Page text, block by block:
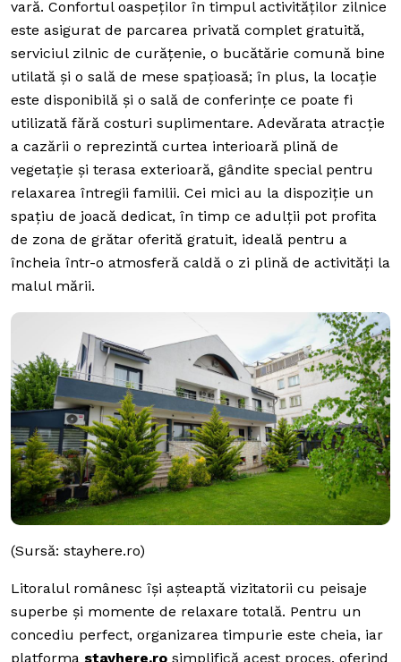
vară. Confortul oaspeților în timpul activităților zilnice
este asigurat de parcarea privată complet gratuită,
serviciul zilnic de curățenie, o bucătărie comună bine
utilată și o sală de mese spațioasă; în plus, la locație
este disponibilă și o sală de conferințe ce poate fi
utilizată fără costuri suplimentare. Adevărata atracție
a cazării o reprezintă curtea interioară plină de
vegetație și terasa exterioară, gândite special pentru
relaxarea întregii familii. Cei mici au la dispoziție un
spațiu de joacă dedicat, în timp ce adulții pot profita
de zona de grătar oferită gratuit, ideală pentru a
încheia într-o atmosferă caldă o zi plină de activități la
malul mării.
(Sursă: stayhere.ro)
Litoralul românesc își așteaptă vizitatorii cu peisaje
superbe și momente de relaxare totală. Pentru un
concediu perfect, organizarea timpurie este cheia, iar
platforma stayhere.ro simplifică acest proces, oferind